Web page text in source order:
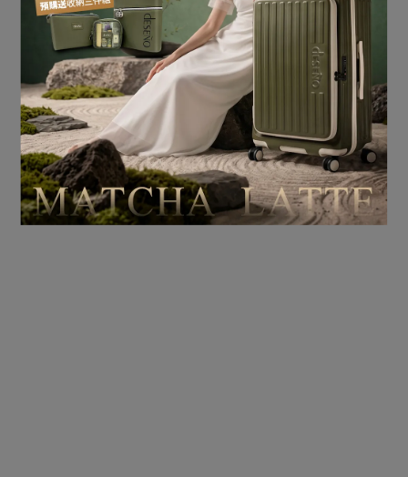
營業時間 : 13:00-22:30
地 址 : 台中市北區太平路44-1號